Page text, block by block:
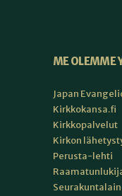
ME OLEMME
Japan
Kirkkokansa.fi
Kirkkopalvelut
Kirkon
Perusta-lehti